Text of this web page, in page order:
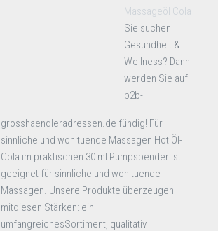
Massageöl Cola
Sie suchen
Gesundheit &
Wellness? Dann
werden Sie auf
b2b-
grosshaendleradressen.de fündig! Für
sinnliche und wohltuende Massagen Hot Öl-
Cola im praktischen 30 ml Pumpspender ist
geeignet für sinnliche und wohltuende
Massagen. Unsere Produkte überzeugen
mitdiesen Stärken: ein
umfangreichesSortiment, qualitativ